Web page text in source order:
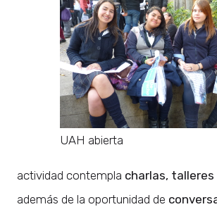
UAH abierta
actividad contempla charlas,
además de la oportunidad de